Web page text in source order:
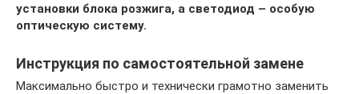
установки блока розжига, а светодиод – особую
оптическую систему.
Инструкция по самостоятельной замене
Максимально быстро и технически грамотно заменить